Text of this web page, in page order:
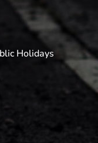
Holidays